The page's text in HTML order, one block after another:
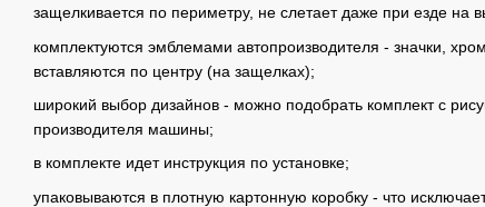
защелкивается по периметру, не слетает даже при езде на
комплектуются эмблемами автопроизводителя - значки,
вставляются по центру (на защелках);
широкий выбор дизайнов - можно подобрать комплект с
производителя машины;
в комплекте идет инструкция по установке;
упаковываются в плотную картонную коробку - что